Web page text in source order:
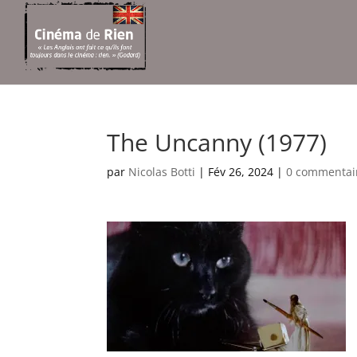
The Uncanny (1977)
par Nicolas Botti | Fév 26, 2024 |0